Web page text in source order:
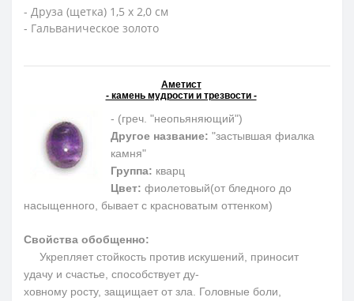
- Друза (щетка) 1,5 х 2,0 см
- Гальваническое золото
Аметист
- камень мудрости и трезвости -
- (греч. "неопьяняющий")
Другое название: "застывшая фиалка
камня"
Группа: кварц
Цвет: фиолетовый(от бледного до
насыщенного, бывает с красноватым оттенком)
Свойства обобщенно:
Укрепляет стойкость против искушений, приносит
удачу и счастье, способствует ду-
ховному росту, защищает от зла. Головные боли,